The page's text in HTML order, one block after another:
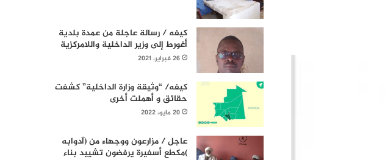
كيفه / رسالة عاجلة من عمدة بلدية
أغورط إلى وزير الداخلية واللامركزية
26 فبراير، 2021
كيفه/ “وثيقة وزارة الداخلية” كشفت
حقائق و أهملت أخرى
20 مايو، 2022
عاجل / مزارعون ووجهاء من (آدوابه
)مكطع أسفيرة يرفضون تشييد بناء